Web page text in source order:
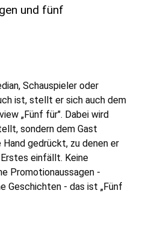
und fünf
Schauspieler oder
ist, stellt er sich auch dem
„Fünf für". Dabei wird
sondern dem Gast
gedrückt, zu denen er
einfällt. Keine
Promotionaussagen -
Geschichten - das ist „Fünf